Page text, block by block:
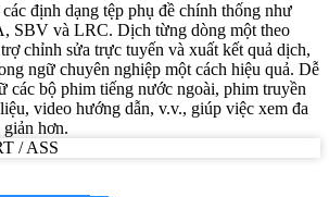
các định dạng tệp phụ đề chính thống như
SBV và LRC. Dịch từng dòng một theo
chỉnh sửa trực tuyến và xuất kết quả dịch,
ngữ chuyên nghiệp một cách hiệu quả. Dễ
các bộ phim tiếng nước ngoài, phim truyền
video hướng dẫn, v.v., giúp việc xem đa
hơn.